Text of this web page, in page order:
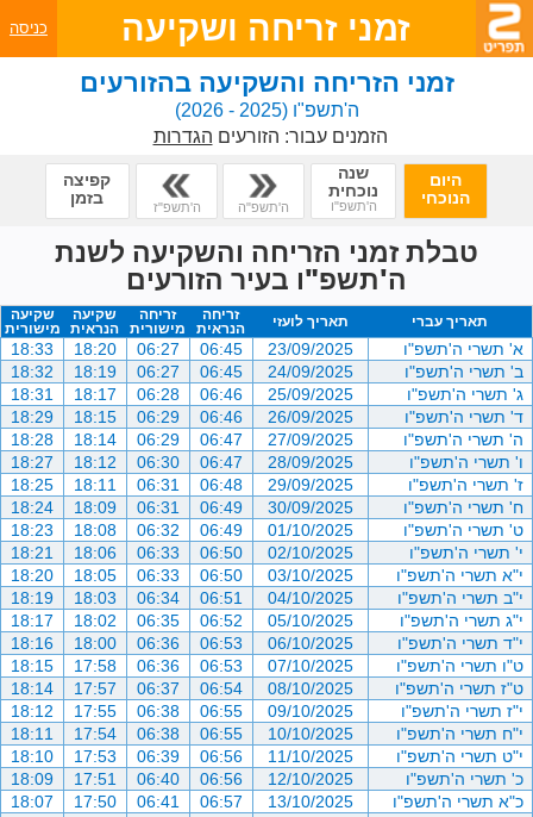
זמני זריחה ושקיעה כניסה
זמני הזריחה והשקיעה בהזורעים
ה'תשפ"ו(2025 - 2026)
הזמנים עבור: הזורעים הגדרות
היום
הנוכחי
שנה
נוכחית
ה'תשפ"ו ה'תשפ"ה ה'תשפ"ז
קפיצה
בזמן
טבלת זמני הזריחה והשקיעה לשנת
ה'תשפ"ו בעיר הזורעים
תאריך עברי תאריך לועזי
זריחה
הנראית
זריחה
מישורית
שקיעה
הנראית
שקיעה
מישורית
א' תשרי ה'תשפ"ו 23/09/2025
06:45
06:27
18:20
18:33
ב' תשרי ה'תשפ"ו
24/09/2025
06:45
06:27
18:19
18:32
ג' תשרי ה'תשפ"ו
25/09/2025
06:46
06:28
18:17
18:31
ד' תשרי ה'תשפ"ו
26/09/2025
06:46
06:29
18:15
18:29
ה' תשרי ה'תשפ"ו
27/09/2025
06:47
06:29
18:14
18:28
ו' תשרי ה'תשפ"ו
28/09/2025
06:47
06:30
18:12
18:27
ז' תשרי ה'תשפ"ו
29/09/2025
06:48
06:31
18:11
18:25
ח' תשרי ה'תשפ"ו
30/09/2025
06:49
06:31
18:09
18:24
ט' תשרי ה'תשפ"ו
01/10/2025
06:49
06:32
18:08
18:23
י' תשרי ה'תשפ"ו
02/10/2025
06:50
06:33
18:06
18:21
י"א תשרי ה'תשפ"ו
03/10/2025
06:50
06:33
18:05
18:20
י"ב תשרי ה'תשפ"ו
04/10/2025
06:51
06:34
18:03
18:19
י"ג תשרי ה'תשפ"ו
05/10/2025
06:52
06:35
18:02
18:17
י"ד תשרי ה'תשפ"ו
06/10/2025
06:53
06:36
18:00
18:16
ט"ו תשרי ה'תשפ"ו
07/10/2025
06:53
06:36
17:58
18:15
ט"ז תשרי ה'תשפ"ו
08/10/2025
06:54
06:37
17:57
18:14
י"ז תשרי ה'תשפ"ו
09/10/2025
06:55
06:38
17:55
18:12
י"ח תשרי ה'תשפ"ו
10/10/2025
06:55
06:38
17:54
18:11
י"ט תשרי ה'תשפ"ו
11/10/2025
06:56
06:39
17:53
18:10
כ' תשרי ה'תשפ"ו
12/10/2025
06:56
06:40
17:51
18:09
כ"א תשרי ה'תשפ"ו
13/10/2025
06:57
06:41
17:50
18:07